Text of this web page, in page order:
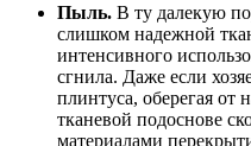
Пыль. В ту далекую
слишком надежной
интенсивного
сгнила. Даже если
плинтуса, оберегая от
тканевой подоснове
материалами